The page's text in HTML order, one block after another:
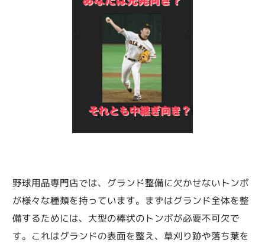
野球用品専門店では、グランド整備に欠かせないトンボ
が様々な種類を持っています。まずはグランド全体を整
備するためには、大型の棒状のトンボが必要不可欠で
す。これはグランドの表面を整え、草刈り跡や落ち葉を